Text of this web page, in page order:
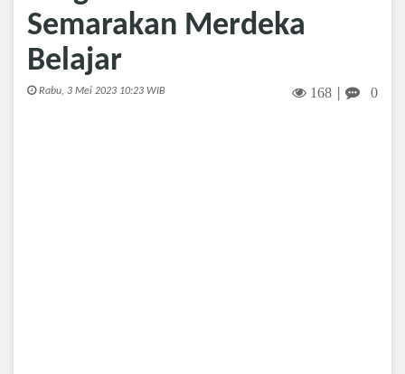
Semarakan Merdeka
Belajar
Rabu, 3 Mei 2023 10:23 WIB 168 0